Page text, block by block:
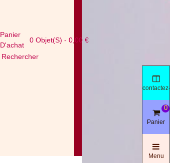
Panier
D'achat
0 Objet(s) - 0,00 €
Rechercher
contactez-
Panier
0
Menu